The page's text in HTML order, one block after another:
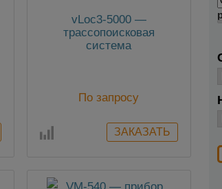
vLoc3-5000 —
трассопоисковая
система
По запросу